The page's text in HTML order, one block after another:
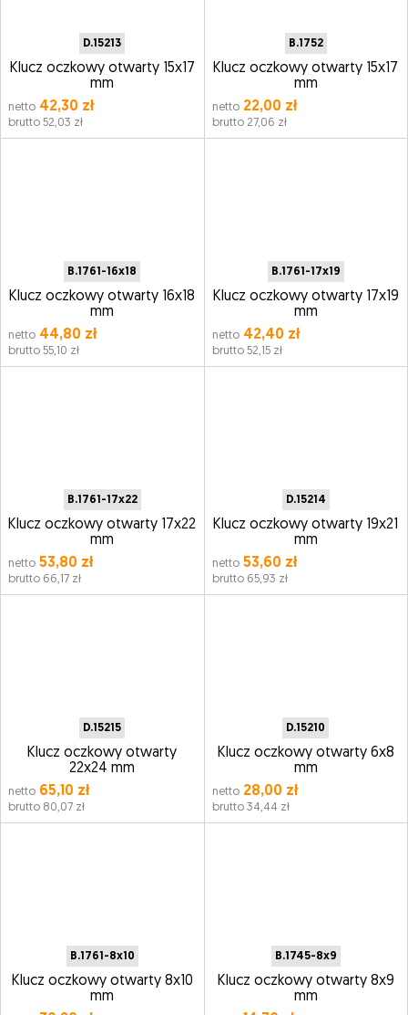
D.15213
Klucz oczkowy otwarty 15x17
mm
netto 42,30 zł
brutto 52,03 zł
B.1752
Klucz oczkowy otwarty 15x17
mm
netto22,00 zł
brutto 27,06 zł
B.1761-16x18
Klucz oczkowy otwarty 16x18
mm
netto 44,80 zł
brutto 55,10 zł
B.1761-17x19
Klucz oczkowy otwarty 17x19
mm
netto42,40 zł
brutto 52,15 zł
B.1761-17x22
Klucz oczkowy otwarty 17x22
mm
netto 53,80 zł
brutto 66,17 zł
D.15214
Klucz oczkowy otwarty 19x21
mm
netto53,60 zł
brutto 65,93 zł
D.15215
Klucz oczkowy otwarty
22x24 mm
netto 65,10 zł
brutto 80,07 zł
D.15210
Klucz oczkowy otwarty 6x8
mm
netto28,00 zł
brutto 34,44 zł
B.1761-8x10
Klucz oczkowy otwarty 8x10
mm
B.1745-8x9
Klucz oczkowy otwarty 8x9
mm